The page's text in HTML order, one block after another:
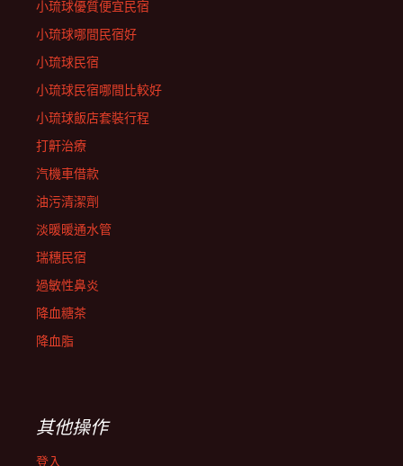
小琉球優質便宜民宿
小琉球哪間民宿好
小琉球民宿
小琉球民宿哪間比較好
小琉球飯店套裝行程
打鼾治療
汽機車借款
油污清潔劑
淡暖暖通水管
瑞穗民宿
過敏性鼻炎
降血糖茶
降血脂
其他操作
登入